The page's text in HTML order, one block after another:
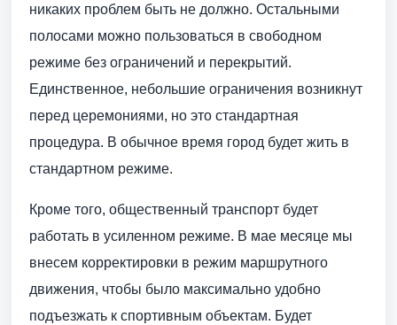
никаких проблем быть не должно. Остальными
полосами можно пользоваться в свободном
режиме без ограничений и перекрытий.
Единственное, небольшие ограничения возникнут
перед церемониями, но это стандартная
процедура. В обычное время город будет жить в
стандартном режиме.
Кроме того, общественный транспорт будет
работать в усиленном режиме. В мае месяце мы
внесем корректировки в режим маршрутного
движения, чтобы было максимально удобно
подъезжать к спортивным объектам. Будет